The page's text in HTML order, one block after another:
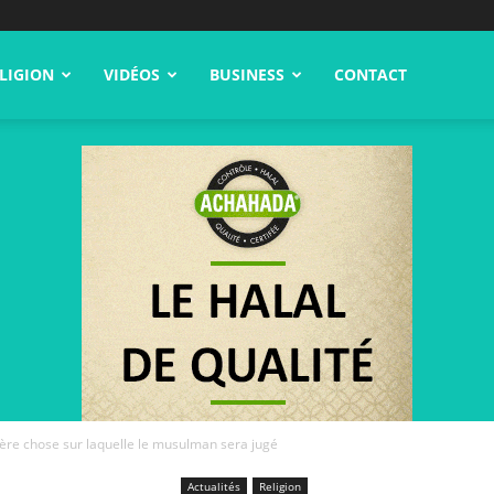
VIDÉOS BUSINESS CONTACT
chose sur laquelle le musulman sera jugé
Actualités Religion